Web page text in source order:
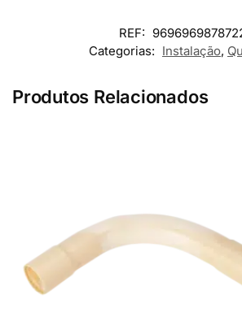
REF:
Categorias: Instalação,
Produtos Relacionados